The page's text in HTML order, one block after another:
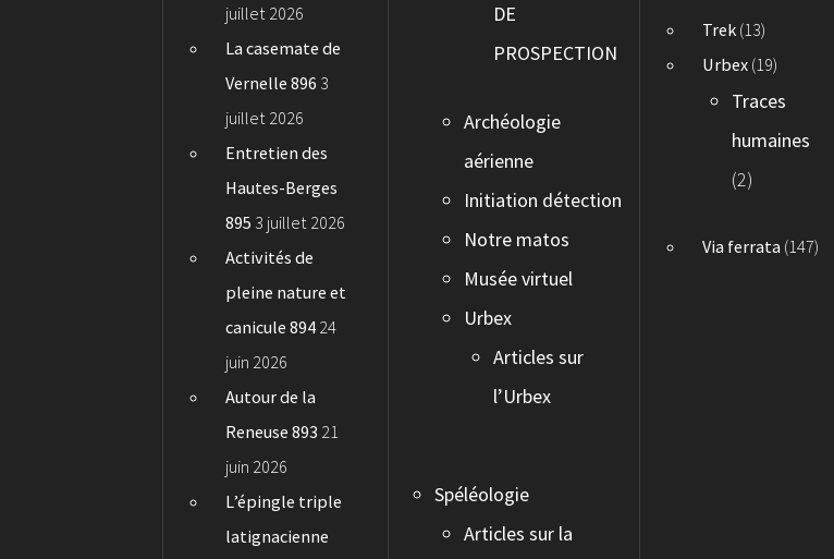
juillet 2026
La casemate de
Vernelle 896 3
juillet 2026
Entretien des
Hautes-Berges
895 3 juillet 2026
Activités de
pleine nature et
canicule 894 24
juin 2026
Autour de la
Reneuse 893 21
juin 2026
L’épingle triple
latignacienne
DE
PROSPECTION
Archéologie
aérienne
Initiation détection
Notre matos
Musée virtuel
Urbex
Articles sur
l’Urbex
Spéléologie
Articles sur la
Trek (13)
Urbex (19)
Traces
humaines
(2)
Via ferrata (147)